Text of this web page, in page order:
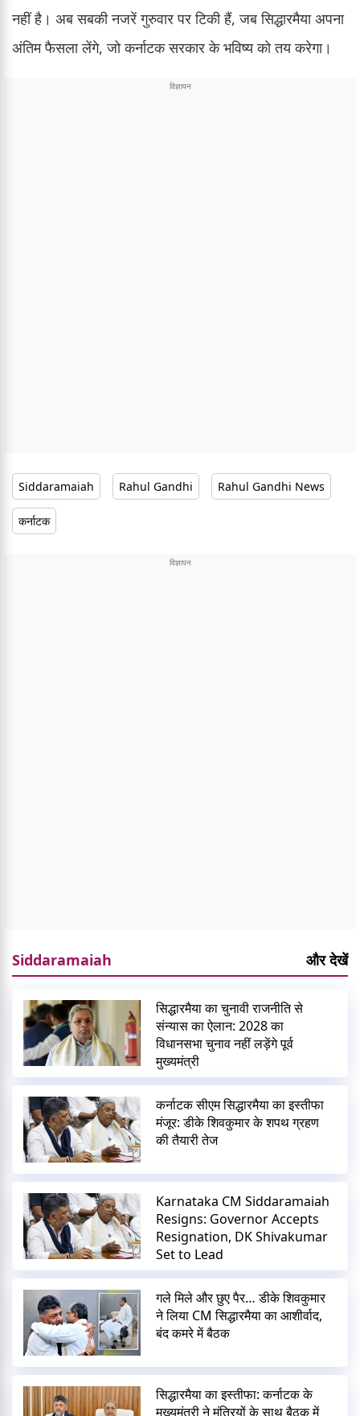
नहीं है। अब सबकी नजरें गुरुवार पर टिकी हैं, जब सिद्धारमैया अपना
अंतिम फैसला लेंगे, जो कर्नाटक सरकार के भविष्य को तय करेगा।
Siddaramaiah Rahul Gandhi Rahul Gandhi News
कर्नाटक
Siddaramaiah और देखें
सिद्धारमैया का चुनावी राजनीति से
संन्यास का ऐलान: 2028 का
विधानसभा चुनाव नहीं लड़ेंगे पूर्व
मुख्यमंत्री
कर्नाटक सीएम सिद्धारमैया का इस्तीफा
मंजूर: डीके शिवकुमार के शपथ ग्रहण
की तैयारी तेज
Karnataka CM Siddaramaiah
Resigns: Governor Accepts
Resignation, DK Shivakumar
Set to Lead
गले मिले और छुए पैर… डीके शिवकुमार
ने लिया CM सिद्धारमैया का आशीर्वाद,
बंद कमरे में बैठक
सिद्धारमैया का इस्तीफा: कर्नाटक के
मुख्यमंत्री ने मंत्रियों के साथ बैठक में